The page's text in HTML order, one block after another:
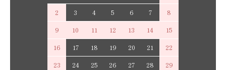
2
3 4 5 6 7
8
9
10 11 12 13 14
15
16
17 18 19 20 21
22
23
24 25 26 27 28
29